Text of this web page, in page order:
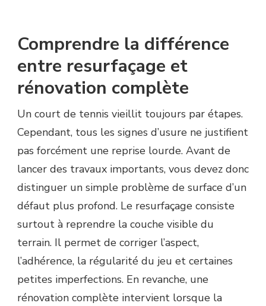
TENNIS
:
SAVOIR
UN
SIMPLE
SUFFIT
POUR
COURT
DE
TENNIS
À
HYÈRES
?
Comprendre la différence
entre resurfaçage et
rénovation complète
Un court de tennis vieillit toujours par étapes.
Cependant, tous les signes d’usure ne justifient
pas forcément une reprise lourde. Avant de
lancer des travaux importants, vous devez donc
distinguer un simple problème de surface d’un
défaut plus profond. Le resurfaçage consiste
surtout à reprendre la couche visible du
terrain. Il permet de corriger l’aspect,
l’adhérence, la régularité du jeu et certaines
petites imperfections. En revanche, une
rénovation complète intervient lorsque la